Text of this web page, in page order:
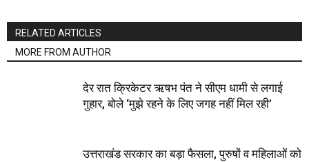
RELATED ARTICLES
MORE FROM AUTHOR
देर रात क्रिकेटर ऋषभ पंत ने सीएम धामी से लगाई
गुहार, बोले ‘मुझे रहने के लिए जगह नहीं मिल रही’
उत्तराखंड सरकार का बड़ा फैसला, पुरुषों व महिलाओं को